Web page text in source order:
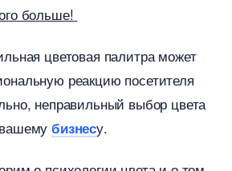
больше!
цветовая палитра может
реакцию посетителя
неправильный выбор цвета
вашемуизнесу.